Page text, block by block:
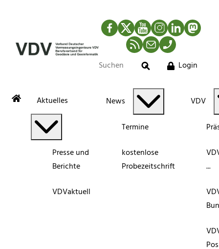
Facebook
TwitterYouTubeInstagram
LinkedIn
RSS-Newsfeed
MailTelefon
Suche
Login
Aktuelles
Presse und
Berichte
VDVaktuell
News
Termine
kostenlose
Probezeitschrift
VDV
...